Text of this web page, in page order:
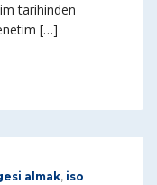
tarihinden
[…]
almak, iso